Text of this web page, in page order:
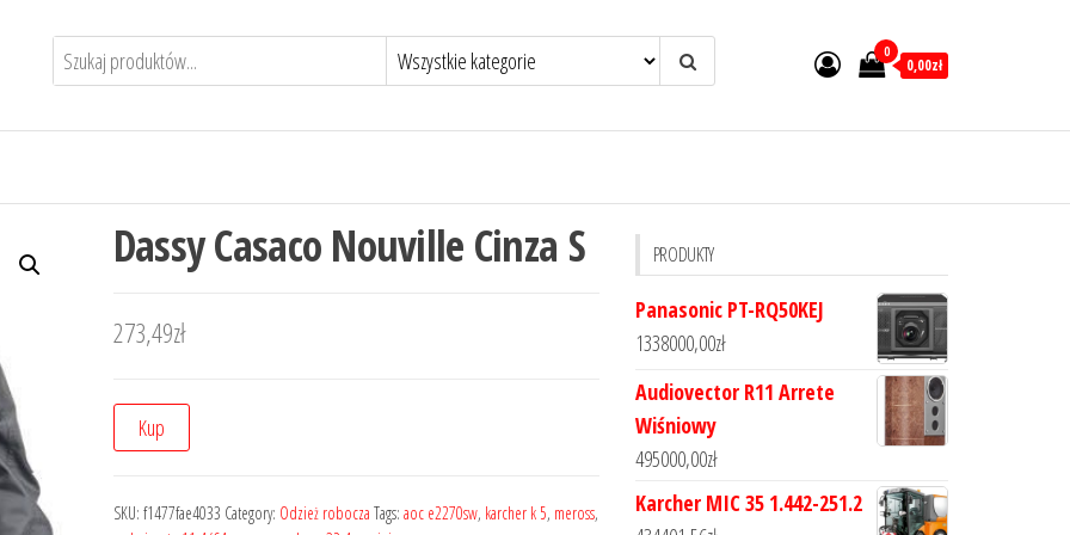
0
0,00zł
Dassy Casaco Nouville Cinza S
273,49zł
Kup
SKU: f1477fae4033 Category: Odzież robocza Tags: aoc e2270sw, karcher k 5, meross,
PRODUKTY
Panasonic PT-RQ50KEJ
1338000,00zł
Audiovector R11 Arrete
Wiśniowy
495000,00zł
Karcher MIC 35 1.442-251.2